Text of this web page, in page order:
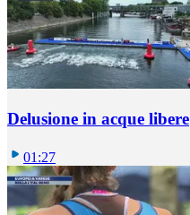
Delusione in acque libere
01:27